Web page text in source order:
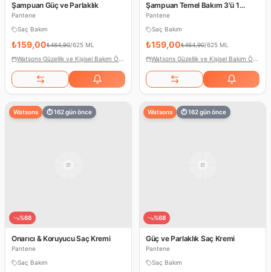
Şampuan Güç ve Parlaklık
Pantene
Saç Bakım
₺159,00₺464,90/625 ML
Şampuan Temel Bakım 3'ü 1
Arada
Pantene
Saç Bakım
₺159,00₺464,90/625 ML
Watsons ⏱162gün önce
%68
Onarıcı & Koruyucu Saç Kremi
Pantene
Saç Bakım
Watsons ⏱162gün önce
%68
Güç ve Parlaklık Saç Kremi
Pantene
Saç Bakım